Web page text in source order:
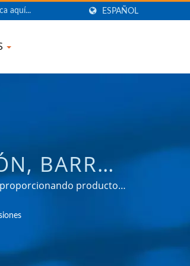
ESPAÑOL
BARRA
VIAJE
proporcionando productos
y mercados de